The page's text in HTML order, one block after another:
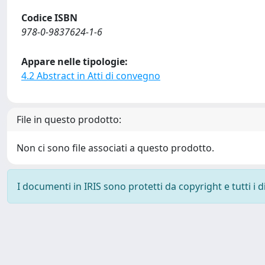
Codice ISBN
978-0-9837624-1-6
Appare nelle tipologie:
4.2 Abstract in Atti di convegno
File in questo prodotto:
Non ci sono file associati a questo prodotto.
I documenti in IRIS sono protetti da copyright e tutti i